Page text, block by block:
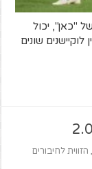
"כאן", יכול
שונים
, הזווית לחיבורים